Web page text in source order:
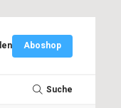
Aboshop
Suche